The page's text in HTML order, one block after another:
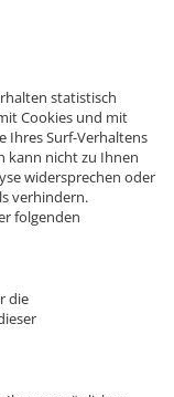
statistisch
Cookies und mit
Ihres Surf-Verhaltens
kann nicht zu Ihnen
widersprechen oder
verhindern.
folgenden
die